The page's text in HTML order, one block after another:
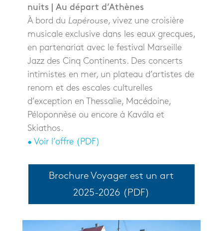
nuits | Au départ d’Athènes
À bord du Lapérouse, vivez une croisière
musicale exclusive dans les eaux grecques,
en partenariat avec le festival Marseille
Jazz des Cinq Continents. Des concerts
intimistes en mer, un plateau d’artistes de
renom et des escales culturelles
d’exception en Thessalie, Macédoine,
Péloponnèse ou encore à Kavála et
Skiathos.
• Voir l’offre (PDF)
Brochure Voyager est un art
2025-2026 (PDF)